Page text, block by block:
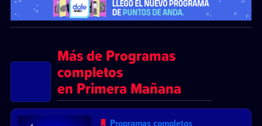
Más de Programas
completos
en Primera Mañana
Programas completos